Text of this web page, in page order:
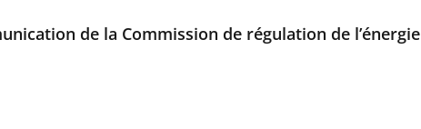
de la Commission de régulation de l’énergie